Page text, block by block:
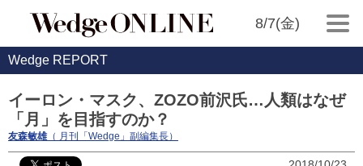
8/7(金)
Wedge REPORT
イーロン・マスク、ZOZO前沢氏…人類はなぜ
「月」を目指すのか？
友森敏雄（ 月刊「Wedge」副編集長）